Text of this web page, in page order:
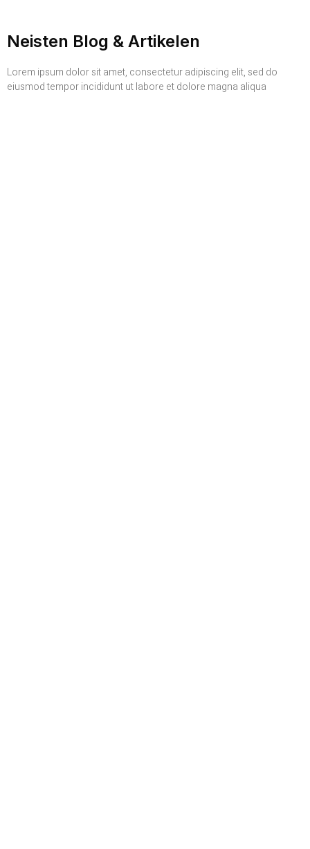
Neisten Blog & Artikelen
Lorem ipsum dolor sit amet, consectetur adipiscing elit, sed do
eiusmod tempor incididunt ut labore et dolore magna aliqua